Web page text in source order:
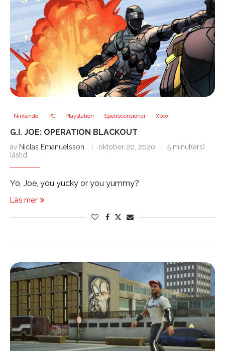
Nintendo PC Playstation Spelrecensioner Xbox
G.I. JOE: OPERATION BLACKOUT
av Niclas Emanuelsson oktober 20, 2020
5 minut(ers)
lästid
Yo, Joe, you yucky or you yummy?
Läs mer